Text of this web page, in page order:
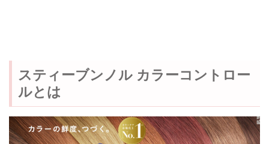
スティーブンノル カラーコントロー
ルとは